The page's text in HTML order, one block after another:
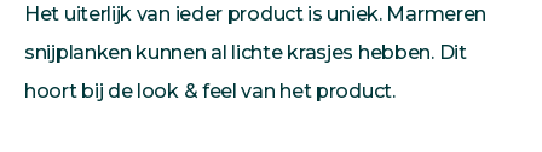
Het uiterlijk van ieder product is uniek. Marmeren
snijplanken kunnen al lichte krasjes hebben. Dit
hoort bij de look & feel van het product.